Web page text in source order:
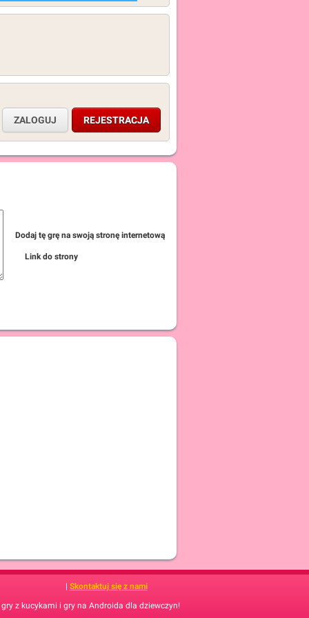
ZALOGUJ REJESTRACJA
Dodaj tę grę na swoją stronę internetową
Link do strony
| Skontaktuj się z nami
z kucykami i gry na Androida dla dziewczyn!